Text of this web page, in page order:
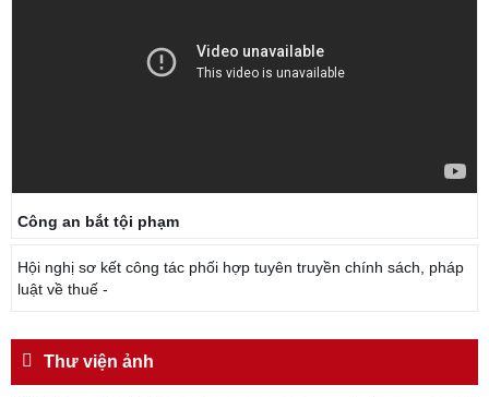
Công an bắt tội phạm
Hội nghị sơ kết công tác phối hợp tuyên truyền chính sách, pháp
luật về thuế -
Thư viện ảnh